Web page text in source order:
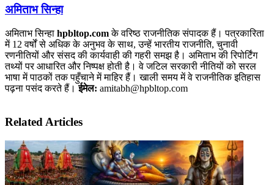
अमिताभ सिन्हा
अमिताभ सिन्हा hpbltop.comके वरिष्ठ राजनीतिक संपादक हैं। पत्रकारिता
में 12 वर्षों से अधिक के अनुभव के साथ, उन्हें भारतीय राजनीति, चुनावी
रणनीतियों और संसद की कार्यवाही की गहरी समझ है। अमिताभ की रिपोर्टिंग
तथ्यों पर आधारित और निष्पक्ष होती है। वे जटिल सरकारी नीतियों को सरल
भाषा में पाठकों तक पहुँचाने में माहिर हैं। खाली समय में वे राजनीतिक इतिहास
पढ़ना पसंद करते हैं।ईमेल: amitabh@hpbltop.com
Related Articles